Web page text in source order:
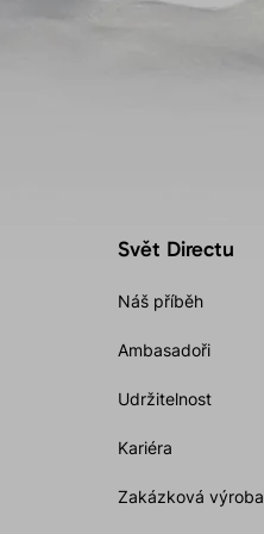
Svět Directu
Náš příběh
Ambasadoři
Udržitelnost
Kariéra
Zakázková výroba